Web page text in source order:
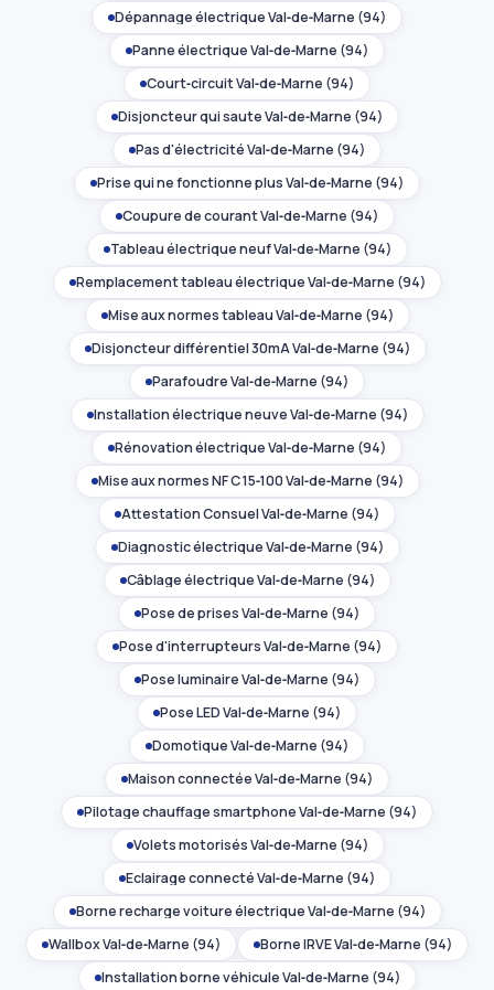
Dépannage électrique Val‑de‑Marne (94)
Panne électrique Val‑de‑Marne (94)
Court‑circuit Val‑de‑Marne (94)
Disjoncteur qui saute Val‑de‑Marne (94)
Pas d'électricité Val‑de‑Marne (94)
Prise qui ne fonctionne plus Val‑de‑Marne (94)
Coupure de courant Val‑de‑Marne (94)
Tableau électrique neuf Val‑de‑Marne (94)
Remplacement tableau électrique Val‑de‑Marne (94)
Mise aux normes tableau Val‑de‑Marne (94)
Disjoncteur différentiel 30mA Val‑de‑Marne (94)
Parafoudre Val‑de‑Marne (94)
Installation électrique neuve Val‑de‑Marne (94)
Rénovation électrique Val‑de‑Marne (94)
Mise aux normes NF C 15‑100 Val‑de‑Marne (94)
Attestation Consuel Val‑de‑Marne (94)
Diagnostic électrique Val‑de‑Marne (94)
Câblage électrique Val‑de‑Marne (94)
Pose de prises Val‑de‑Marne (94)
Pose d'interrupteurs Val‑de‑Marne (94)
Pose luminaire Val‑de‑Marne (94)
Pose LED Val‑de‑Marne (94)
Domotique Val‑de‑Marne (94)
Maison connectée Val‑de‑Marne (94)
Pilotage chauffage smartphone Val‑de‑Marne (94)
Volets motorisés Val‑de‑Marne (94)
Éclairage connecté Val‑de‑Marne (94)
Borne recharge voiture électrique Val‑de‑Marne (94)
Wallbox Val‑de‑Marne (94)
Borne IRVE Val‑de‑Marne (94)
Installation borne véhicule Val‑de‑Marne (94)